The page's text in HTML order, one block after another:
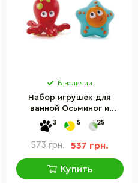
В наличии
Набор игрушек для
ванной Осьминог и
морская звезда Hape
E0213 на присосках
3 5 25
573 грн. 537 грн.
Купить